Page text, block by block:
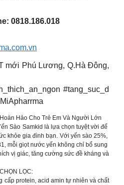
0818.186.018
mới Phú Lương, Q.Hà Đông,
#tang_suc_d
Hảo Cho Trẻ Em Và Người Lớn
Sào Samkid là lựa chọn tuyệt vời để
khỏe gia đình bạn. Với yến sào 25%,
mỗi giọt nước yến không chỉ bổ sung
vị giác, tăng cường sức đề kháng và
LỌC:
cấp protein, acid amin tự nhiên và chất